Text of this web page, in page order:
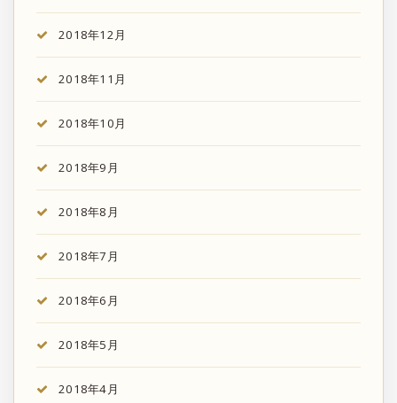
2018年12月
2018年11月
2018年10月
2018年9月
2018年8月
2018年7月
2018年6月
2018年5月
2018年4月